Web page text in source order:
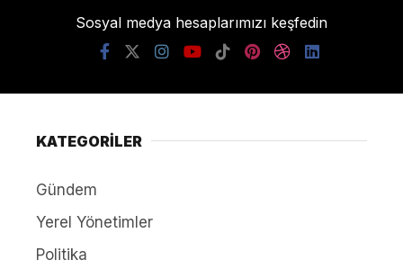
Sosyal medya hesaplarımızı keşfedin
KATEGORİLER
Gündem
Yerel Yönetimler
Politika